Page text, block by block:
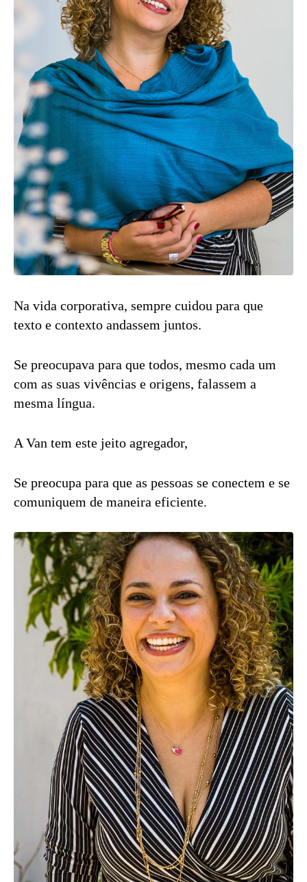
Na vida corporativa, sempre cuidou para que
texto e contexto andassem juntos.
Se preocupava para que todos, mesmo cada um
com as suas vivências e origens, falassem a
mesma língua.
A Van tem este jeito agregador,
Se preocupa para que as pessoas se conectem e se
comuniquem de maneira eficiente.